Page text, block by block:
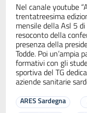
Nel canale youtube
trentatreesima
mensile della Asl 5
resoconto della
presenza della
Todde. Poi un’ampia
formativi con gli
sportiva del TG
aziende sanitarie
ARES Sardegna